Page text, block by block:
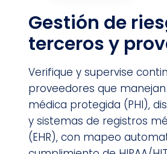
Gestión de
terceros y
Verifique y supervise
proveedores que
médica protegida (PHI),
y sistemas de registros
(EHR), con mapeo